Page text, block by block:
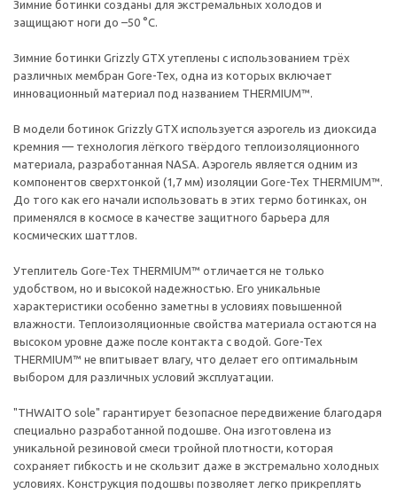
Зимние ботинки созданы для экстремальных холодов и
защищают ноги до –50 °C.
Зимние ботинки Grizzly GTX утеплены с использованием трёх
различных мембран Gore-Tex, одна из которых включает
инновационный материал под названием THERMIUM™.
В модели ботинок Grizzly GTX используется аэрогель из диоксида
кремния — технология лёгкого твёрдого теплоизоляционного
материала, разработанная NASA. Аэрогель является одним из
компонентов сверхтонкой (1,7 мм) изоляции Gore-Tex THERMIUM™.
До того как его начали использовать в этих термо ботинках, он
применялся в космосе в качестве защитного барьера для
космических шаттлов.
Утеплитель Gore-Tex THERMIUM™ отличается не только
удобством, но и высокой надежностью. Его уникальные
характеристики особенно заметны в условиях повышенной
влажности. Теплоизоляционные свойства материала остаются на
высоком уровне даже после контакта с водой. Gore-Tex
THERMIUM™ не впитывает влагу, что делает его оптимальным
выбором для различных условий эксплуатации.
"THWAITO sole" гарантирует безопасное передвижение благодаря
специально разработанной подошве. Она изготовлена из
уникальной резиновой смеси тройной плотности, которая
сохраняет гибкость и не скользит даже в экстремально холодных
условиях. Конструкция подошвы позволяет легко прикреплять